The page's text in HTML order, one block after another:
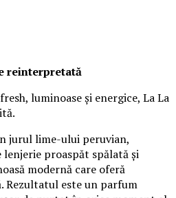
reinterpretată
luminoase și energice, La La
jurul lime-ului peruvian,
proaspăt spălată și
modernă care oferă
Rezultatul este un parfum